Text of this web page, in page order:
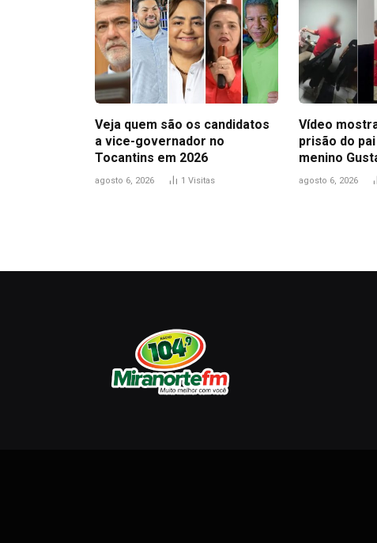
Veja quem são os candidatos
a vice-governador no
Tocantins em 2026
agosto 6, 2026 1 Visitas
Vídeo
prisão do
menino
agosto 6, 2026